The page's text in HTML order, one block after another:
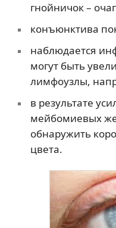
гнойничок –
конъюнктива
наблюдается
могут быть
лимфоузлы,
в результате
мейбомиевых
обнаружить
цвета.